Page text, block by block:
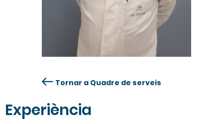
Experiència
Tornar a Quadre de serveis